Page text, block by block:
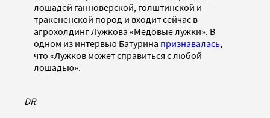
лошадей ганноверской, голштинской и
тракененской пород и входит сейчас в
агрохолдинг Лужкова «Медовые лужки». В
одном из интервью Батурина признавалась,
что «Лужков может справиться с любой
лошадью».
DR